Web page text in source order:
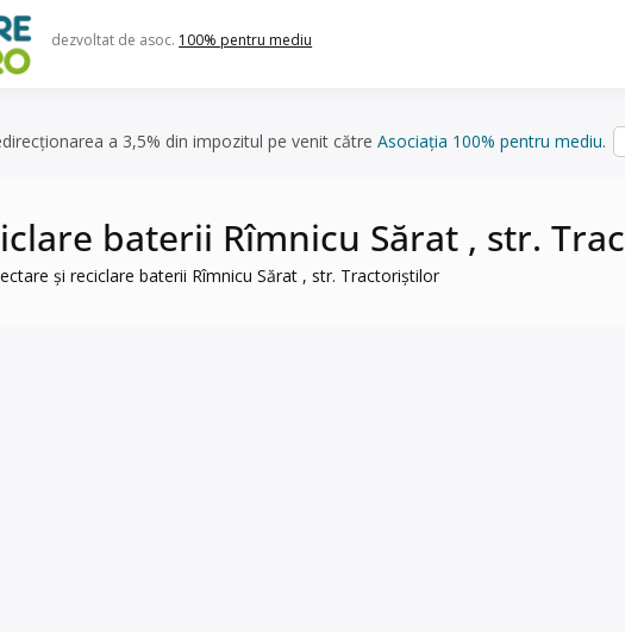
dezvoltat de asoc. 100% pentru mediu
a 3,5% din impozitul pe venit către Asociația 100% pentru mediu.
baterii Rîmnicu Sărat , str.
și reciclare baterii Rîmnicu Sărat , str. Tractoriștilor